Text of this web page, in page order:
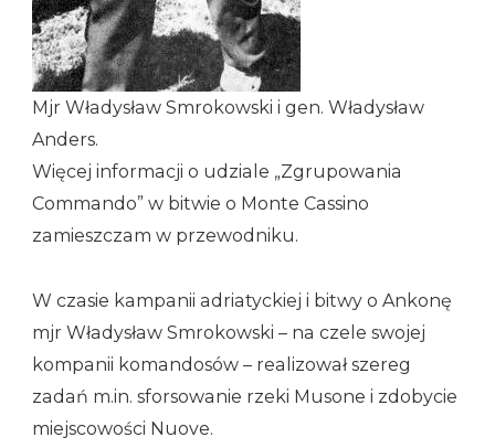
Mjr Władysław Smrokowski i gen. Władysław
Anders.
Więcej informacji o udziale „Zgrupowania
Commando” w bitwie o Monte Cassino
zamieszczam w przewodniku.
W czasie kampanii adriatyckiej i bitwy o Ankonę
mjr Władysław Smrokowski – na czele swojej
kompanii komandosów – realizował szereg
zadań m.in. sforsowanie rzeki Musone i zdobycie
miejscowości Nuove.